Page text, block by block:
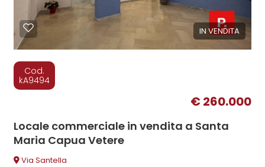
IN VENDITA
Cod.
kA9494
€ 260.000
Locale commerciale in vendita a Santa
Maria Capua Vetere
Via Santella